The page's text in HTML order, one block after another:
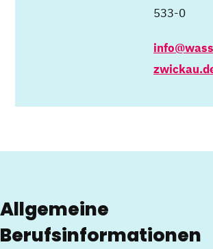
533-0
Allgemeine
Berufsinformationen